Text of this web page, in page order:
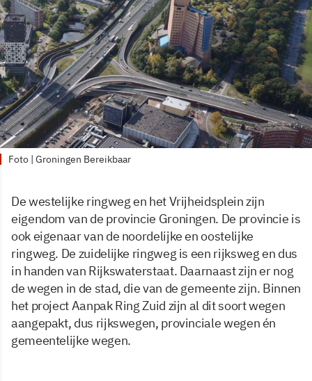
Foto | Groningen Bereikbaar
De westelijke ringweg en het Vrijheidsplein zijn
eigendom van de provincie Groningen. De provincie is
ook eigenaar van de noordelijke en oostelijke
ringweg. De zuidelijke ringweg is een rijksweg en dus
in handen van Rijkswaterstaat. Daarnaast zijn er nog
de wegen in de stad, die van de gemeente zijn. Binnen
het project Aanpak Ring Zuid zijn al dit soort wegen
aangepakt, dus rijkswegen, provinciale wegen én
gemeentelijke wegen.